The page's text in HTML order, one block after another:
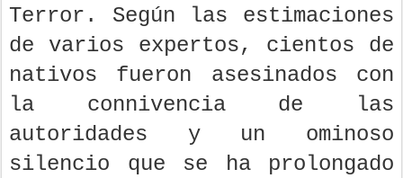
Terror. Según las estimaciones
de varios expertos, cientos de
nativos fueron asesinados con
la connivencia de las
autoridades y un ominoso
silencio que se ha prolongado